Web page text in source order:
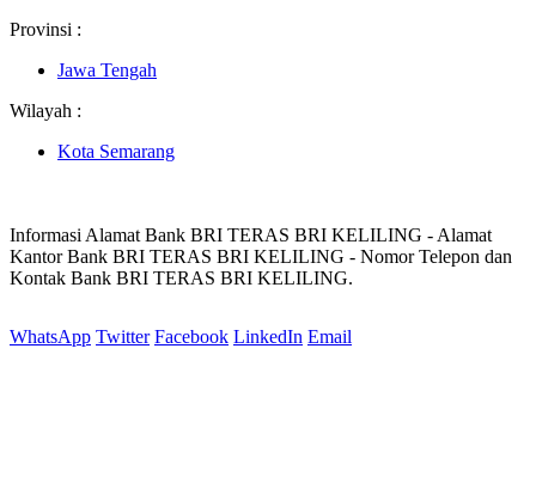
Provinsi :
Jawa Tengah
Wilayah :
Kota Semarang
Informasi Alamat Bank BRI TERAS BRI KELILING - Alamat
Kantor Bank BRI TERAS BRI KELILING - Nomor Telepon dan
Kontak Bank BRI TERAS BRI KELILING.
WhatsApp Twitter Facebook LinkedIn Email